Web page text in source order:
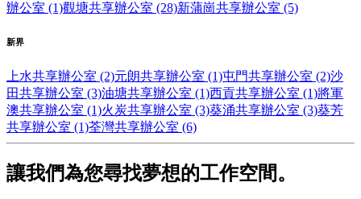
辦公室 (1)觀塘共享辦公室 (28)新蒲崗共享辦公室 (5)
新界
上水共享辦公室 (2)元朗共享辦公室 (1)屯門共享辦公室 (2)沙
田共享辦公室 (3)油塘共享辦公室 (1)西貢共享辦公室 (1)將軍
澳共享辦公室 (1)火炭共享辦公室 (3)葵涌共享辦公室 (3)葵芳
共享辦公室 (1)荃灣共享辦公室 (6)
讓我們為您尋找夢想的工作空間。